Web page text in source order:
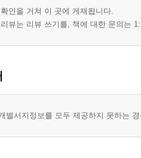
인을 거쳐 이 곳에 게재됩니다.
뷰는 리뷰 쓰기를, 책에 대한 문의는
별서지정보를 모두 제공하지 못하는